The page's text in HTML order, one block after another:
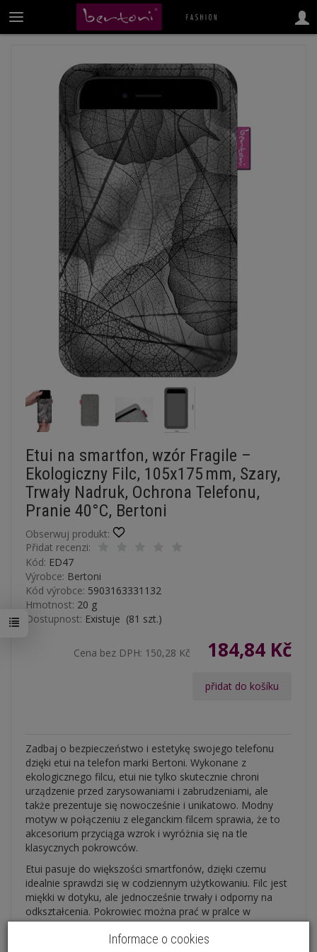
Etui na smartfon, wzór Fragile –
Ekologiczny Filc, 105x175 mm, Szary,
Trwały Nadruk, Ochrona Telefonu,
Pranie 40°C, Bertoni
Obserwuj produkt:
Přidat recenzi:
Kód: ED47
Výrobce: Bertoni
Kód výrobce: 5903163331132
Hmotnost: 20 g
Dostupnost: Existuje (81 szt.)
Cena bez DPH: 150,28 Kč 184,84 Kč
přidat do košíku
Zadbaj o bezpieczeństwo i estetykę swojego telefonu
dzięki etui na telefon marki Bertoni. Wykonane z
ekologicznego filcu, etui nie tylko skutecznie chroni
urządzenie przed zarysowaniami i zabrudzeniami, ale
także prezentuje się nowocześnie i unikatowo. Modny
motyw w połączeniu z eleganckim filcem sprawia, że to
akcesorium przyciąga wzrok i wyróżnia się na tle
klasycznych pokrowców.
Etui pasuje do większości smartfonów, dzięki czemu
idealnie sprawdzi się w codziennym użytkowaniu. Filc jest
miękki w dotyku, ale jednocześnie trwały i odporny na
odkształcenia. Pokrowiec można prać w pralce w
temperaturze 40°C, co ułatwia utrzymanie higieny.
Informace o cookies